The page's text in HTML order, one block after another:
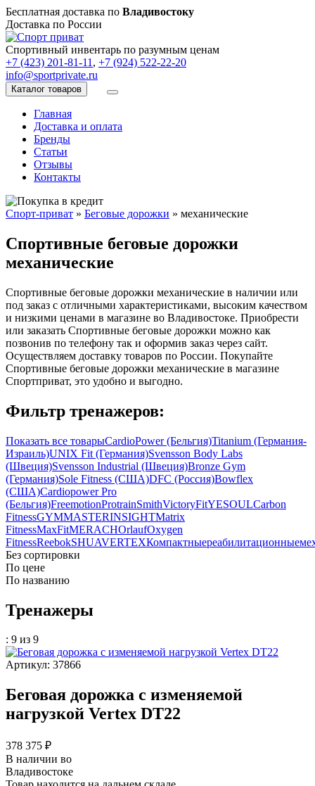
Бесплатная доставка по Владивостоку
Доставка по России
Спортивный инвентарь по разумным ценам
+7 (423) 201-81-11 , +7 (924) 522-22-20
info@sportprivate.ru
Каталог товаров
Главная
Доставка и оплата
Бренды
Статьи
Отзывы
Контакты
Спорт-приват » Беговые дорожки » механические
Спортивные беговые дорожки
механические
Спортивные беговые дорожки механические в наличии или
под заказ c отличными характеристиками, высоким качеством
и низкими ценами в магазине во Владивостоке. Приобрести
или заказать Спортивные беговые дорожки можно как
позвонив по телефону так и оформив заказ через сайт.
Осуществляем доставку товаров по России. Покупайте
Спортивные беговые дорожки механические в магазине
Спортприват, это удобно и выгодно.
Фильтр тренажеров:
Показать все товарыCardioPower (Бельгия)Titanium (Германия-
Израиль)UNIX Fit (Германия)Svensson Body Labs
(Швеция)Svensson Industrial (Швеция)Bronze Gym
(Германия)Sole Fitness (США)DFC (Россия)Bowflex
(США)Cardiopower Pro
(Бельгия)FreemotionProtrainSmithVictoryFitYESOULCarbon
FitnessGYMMASTERINSIGHTMatrix
FitnessMaxFitMERACHOrlaufOxygen
FitnessReebokSHUAVERTEXКомпактныереабилитационные
Без сортировки
По цене
По названию
Тренажеры
: 9 из 9
Артикул: 37866
Беговая дорожка с изменяемой
нагрузкой Vertex DT22
378 375 ₽
В наличии во
Владивостоке